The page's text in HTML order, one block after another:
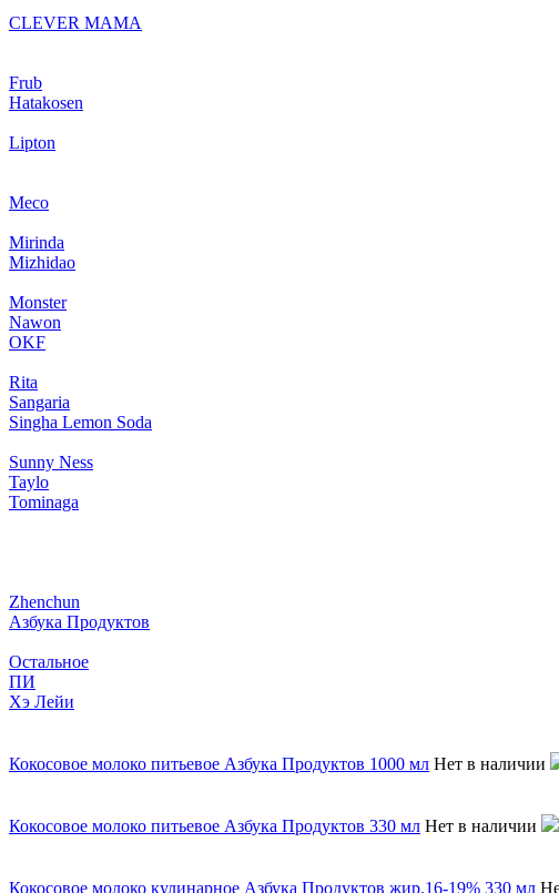
CLEVER MAMA
Frub
Hatakosen
Lipton
Meco
Mirinda
Mizhidao
Monster
Nawon
OKF
Rita
Sangaria
Singha Lemon Soda
Sunny Ness
Taylo
Tominaga
Zhenchun
Азбука Продуктов
Остальное
ПИ
Хэ Лейи
Кокосовое молоко питьевое Азбука Продуктов 1000 мл Нет в наличии
Кокосовое молоко питьевое Азбука Продуктов 330 мл Нет в наличии
Кокосовое молоко кулинарное Азбука Продуктов жир.16-19% 330 мл